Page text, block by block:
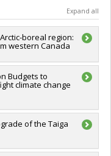
Expand all
boreal region:
western Canada
en sciences
de subvention à
Budgets to
climate change
en sciences
of the Taiga